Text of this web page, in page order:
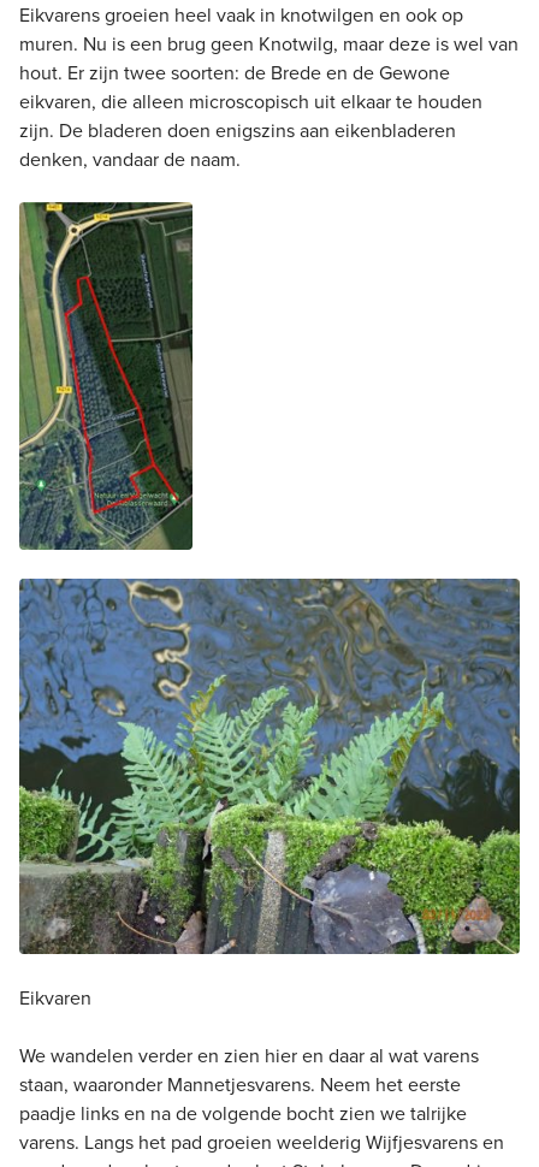
Eikvarens groeien heel vaak in knotwilgen en ook op
muren. Nu is een brug geen Knotwilg, maar deze is wel van
hout. Er zijn twee soorten: de Brede en de Gewone
eikvaren, die alleen microscopisch uit elkaar te houden
zijn. De bladeren doen enigszins aan eikenbladeren
denken, vandaar de naam.
Eikvaren
We wandelen verder en zien hier en daar al wat varens
staan, waaronder Mannetjesvarens. Neem het eerste
paadje links en na de volgende bocht zien we talrijke
varens. Langs het pad groeien weelderig Wijfjesvarens en